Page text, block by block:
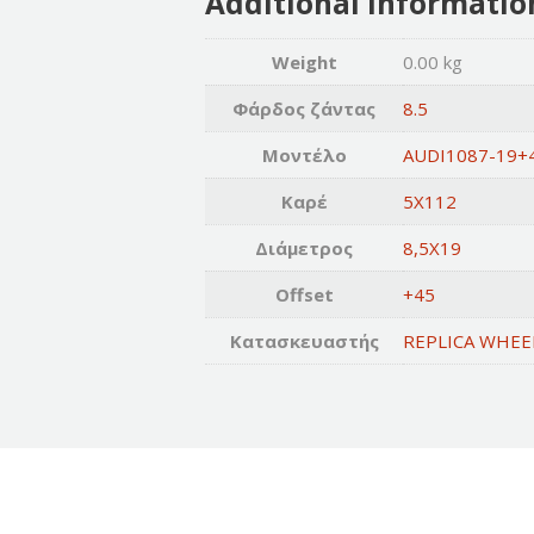
Weight
0.00 kg
Φάρδος ζάντας
8.5
Μοντέλο
AUDI1087-
Καρέ
5X112
Διάμετρος
8,5X19
Offset
+45
Κατασκευαστής
REPLICA